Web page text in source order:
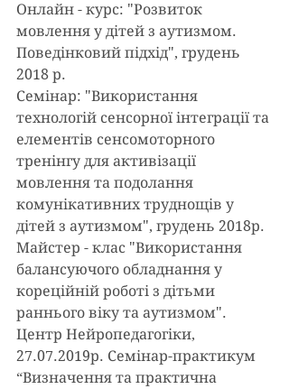
Онлайн - курс: "Розвиток
мовлення у дітей з аутизмом.
Поведінковий підхід", грудень
2018 р.
Семінар: "Використання
технологій сенсорної інтеграції та
елементів сенсомоторного
тренінгу для активізації
мовлення та подолання
комунікативних труднощів у
дітей з аутизмом", грудень 2018р.
Майстер - клас "Використання
балансуючого обладнання у
кореційній роботі з дітьми
раннього віку та аутизмом".
Центр Нейропедагогіки,
27.07.2019р. Семінар-практикум
“Визначення та практична